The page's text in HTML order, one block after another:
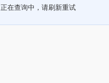
正在查询中，请刷新重试